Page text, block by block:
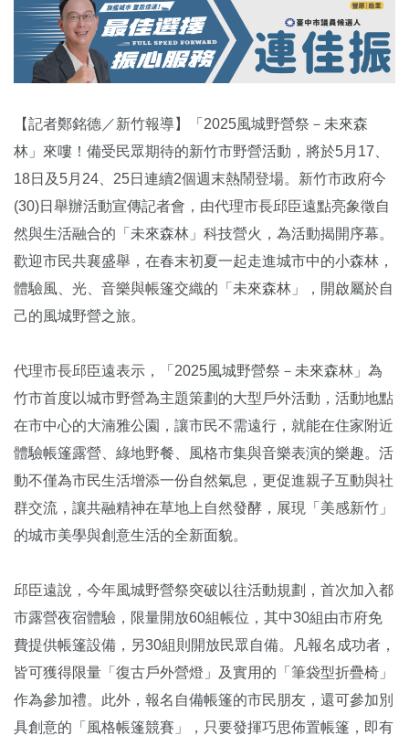
【記者鄭銘德／新竹報導】「2025風城野營祭－未來森
林」來嘍！備受民眾期待的新竹市野營活動，將於5月17、
18日及5月24、25日連續2個週末熱鬧登場。新竹市政府今
(30)日舉辦活動宣傳記者會，由代理市長邱臣遠點亮象徵自
然與生活融合的「未來森林」科技營火，為活動揭開序幕。
歡迎市民共襄盛舉，在春末初夏一起走進城市中的小森林，
體驗風、光、音樂與帳篷交織的「未來森林」，開啟屬於自
己的風城野營之旅。
代理市長邱臣遠表示，「2025風城野營祭－未來森林」為
竹市首度以城市野營為主題策劃的大型戶外活動，活動地點
在市中心的大湳雅公園，讓市民不需遠行，就能在住家附近
體驗帳篷露營、綠地野餐、風格市集與音樂表演的樂趣。活
動不僅為市民生活增添一份自然氣息，更促進親子互動與社
群交流，讓共融精神在草地上自然發酵，展現「美感新竹」
的城市美學與創意生活的全新面貌。
邱臣遠說，今年風城野營祭突破以往活動規劃，首次加入都
市露營夜宿體驗，限量開放60組帳位，其中30組由市府免
費提供帳篷設備，另30組則開放民眾自備。凡報名成功者，
皆可獲得限量「復古戶外營燈」及實用的「筆袋型折疊椅」
作為參加禮。此外，報名自備帳篷的市民朋友，還可參加別
具創意的「風格帳篷競賽」，只要發揮巧思佈置帳篷，即有